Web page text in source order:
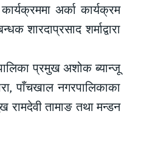
अर्का कार्यक्रम
शारदाप्रसाद शर्माद्वारा
प्रमुख अशोक ब्यान्जू
पाँचखाल नगरपालिकाका
रामदेवी तामाङ तथा मन्डन